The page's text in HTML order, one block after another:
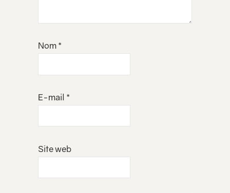
Nom *
E-mail *
Site web